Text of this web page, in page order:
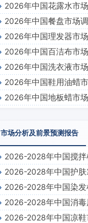
2026年中国花露水市
2026年中国餐盘市场
2026年中国理发器市
2026年中国百洁布市
2026年中国洗衣液市
2026年中国鞋用油蜡
2026年中国地板蜡市
市场分析及前景预测报告
2026-2028年中国搅
2026-2028年中国护
2026-2028年中国染
2026-2028年中国消
2026-2028年中国凉